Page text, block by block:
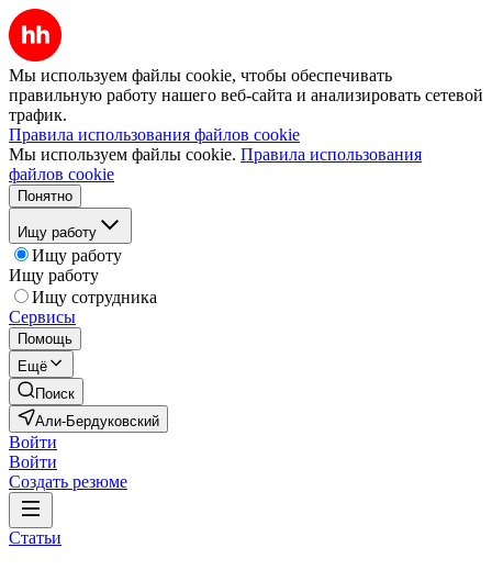
Мы используем файлы cookie, чтобы обеспечивать
правильную работу нашего веб-сайта и анализировать сетевой
трафик.
Правила использования файлов cookie
Мы используем файлы cookie. Правила использования
файлов cookie
Понятно
Ищу работу
Ищу работу
Ищу работу
Ищу сотрудника
Сервисы
Помощь
Ещё
Поиск
Али-Бердуковский
Войти
Войти
Создать резюме
Статьи